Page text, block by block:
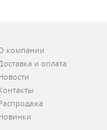
компании
и оплата